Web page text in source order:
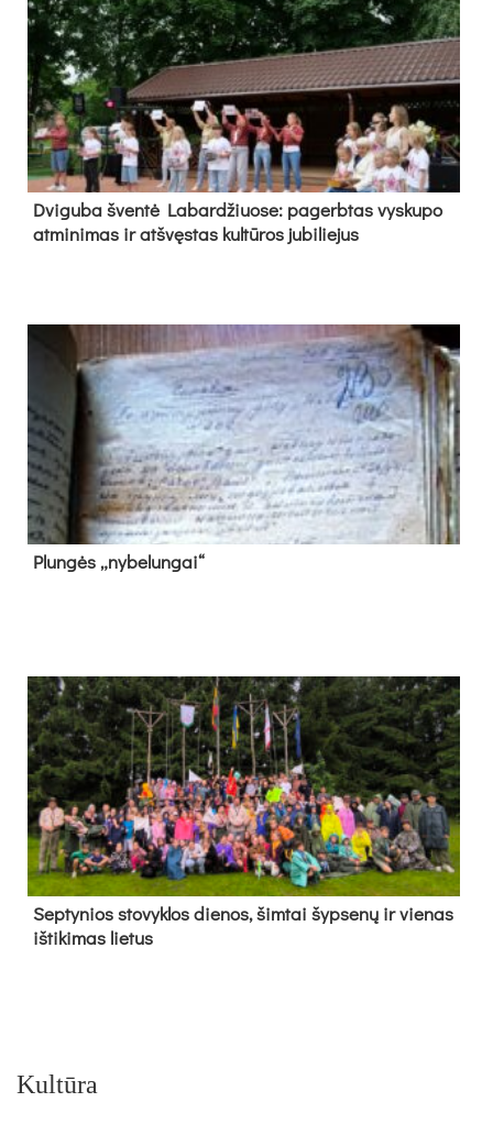
Dvi­gu­ba šven­tė La­bar­džiuo­se: pa­gerb­tas vys­ku­po
at­mi­ni­mas ir at­švęs­tas kul­tū­ros ju­bi­lie­jus
Plun­gės „ny­be­lun­gai“
Sep­ty­nios sto­vyk­los die­nos, šim­tai šyp­se­nų ir vie­nas
iš­ti­ki­mas lie­tus
Kultūra